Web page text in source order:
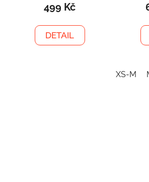
499 Kč
DETAIL
XS-M